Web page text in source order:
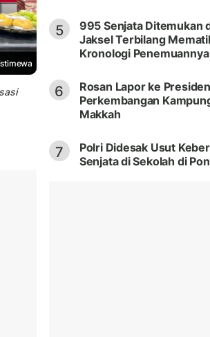
5
995 Senjata Ditemukan
Jaksel Terbilang
Kronologi Penemuannya
6
Rosan Lapor ke Presiden
Perkembangan
Makkah
7
Polri Didesak Usut
Senjata di Sekolah di